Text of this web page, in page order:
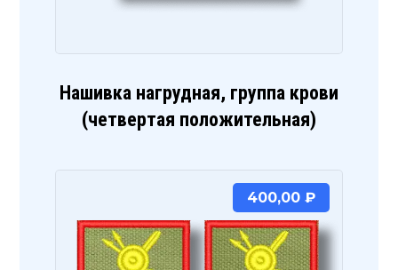
Нашивка нагрудная, группа крови
(четвертая положительная)
400,00 ₽